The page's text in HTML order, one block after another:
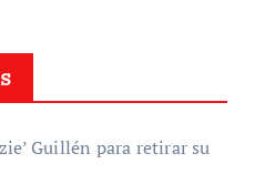
Guillén para retirar su